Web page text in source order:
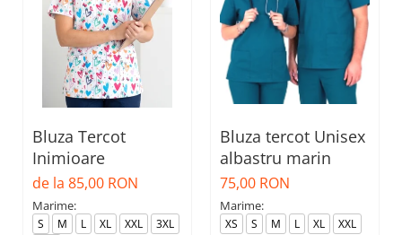
Bluza Tercot
Inimioare
de la 85,00 RON
Marime:
S M L XL XXL
3XL
Bluza tercot Unisex
albastru marin
75,00 RON
Marime:
XS S M L XL XXL